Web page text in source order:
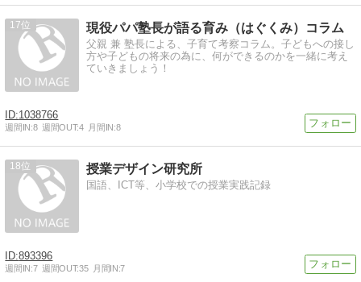
17 現役パパ塾長が語る育み（はぐくみ）コラム
父親 兼 塾長による、子育て考察コラム。子どもへの接し
方や子どもの将来の為に、何ができるのかを一緒に考え
ていきましょう！
1038766
週間IN:8 週間OUT:4 月間IN:8
18 授業デザイン研究所
国語、ICT等、小学校での授業実践記録
893396
週間IN:7 週間OUT:35 月間IN:7